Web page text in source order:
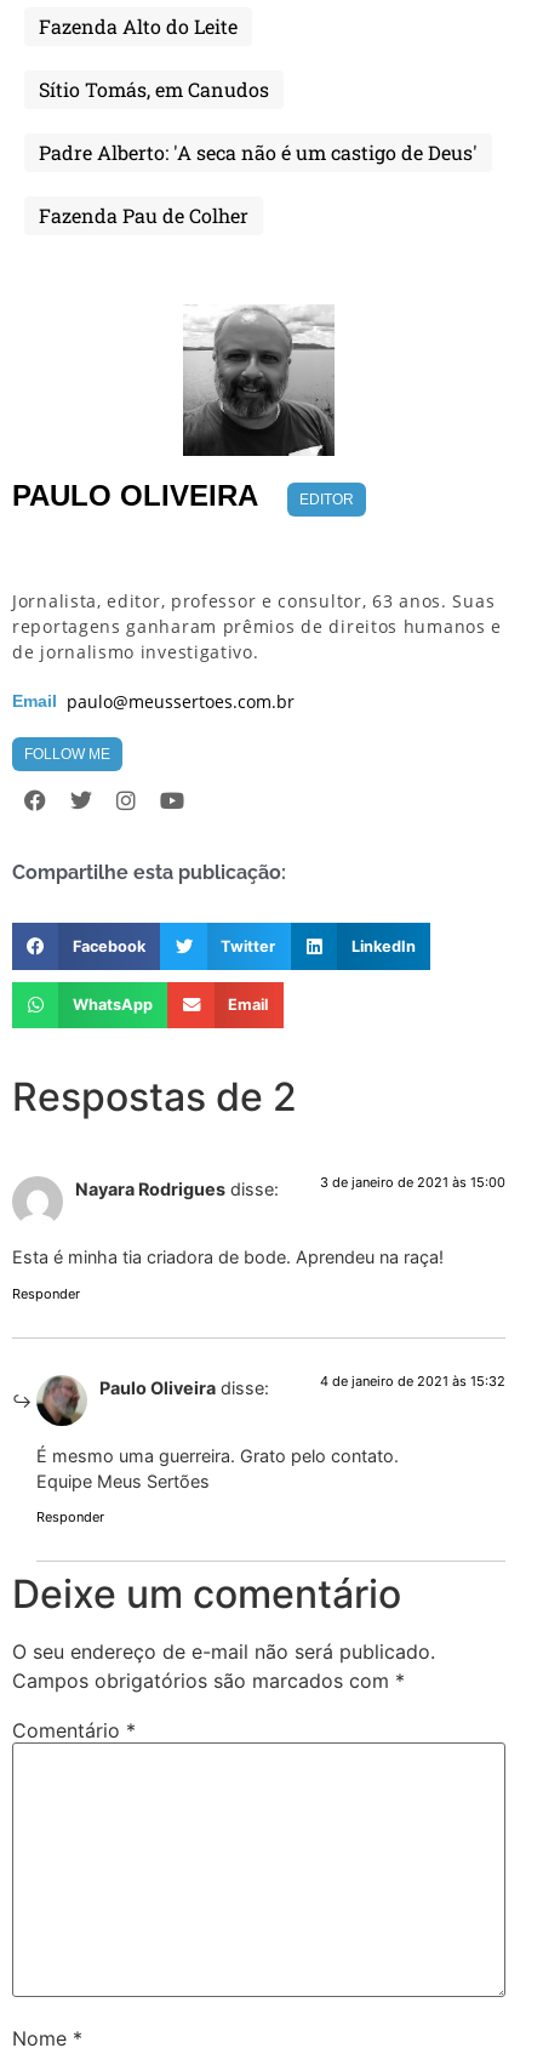
Fazenda Alto do Leite
Sítio Tomás, em Canudos
Padre Alberto: 'A seca não é um castigo de Deus'
Fazenda Pau de Colher
PAULO OLIVEIRA EDITOR
Jornalista, editor, professor e consultor, 63 anos. Suas
reportagens ganharam prêmios de direitos humanos e
de jornalismo investigativo.
Email paulo@meussertoes.com.br
FOLLOW ME
Compartilhe esta publicação:
Facebook Twitter LinkedIn
WhatsApp Email
Respostas de 2
Nayara Rodrigues disse: 3 de janeiro de 2021 às 15:00
Esta é minha tia criadora de bode. Aprendeu na raça!
Responder
Paulo Oliveira disse: 4 de janeiro de 2021 às 15:32
É mesmo uma guerreira. Grato pelo contato.
Equipe Meus Sertões
Responder
Deixe um comentário
O seu endereço de e-mail não será publicado.
Campos obrigatórios são marcados com *
Comentário *
Nome *